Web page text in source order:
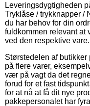
Leveringsdygtigheden
Tryklåse / trykknapper /
du har behov for din
fuldkommen relevant at
ved den respektive vare.
Størstedelen af
på flere varer,
vær på vagt da det
forud for et fast
for at nå at få dit nye
pakkepersonalet har